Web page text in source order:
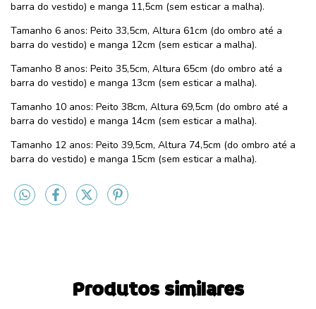
barra do vestido) e manga 11,5cm (sem esticar a malha).
Tamanho 6 anos: Peito 33,5cm, Altura 61cm (do ombro até a
barra do vestido) e manga 12cm (sem esticar a malha).
Tamanho 8 anos: Peito 35,5cm, Altura 65cm (do ombro até a
barra do vestido) e manga 13cm (sem esticar a malha).
Tamanho 10 anos: Peito 38cm, Altura 69,5cm (do ombro até a
barra do vestido) e manga 14cm (sem esticar a malha).
Tamanho 12 anos: Peito 39,5cm, Altura 74,5cm (do ombro até a
barra do vestido) e manga 15cm (sem esticar a malha).
Produtos similares